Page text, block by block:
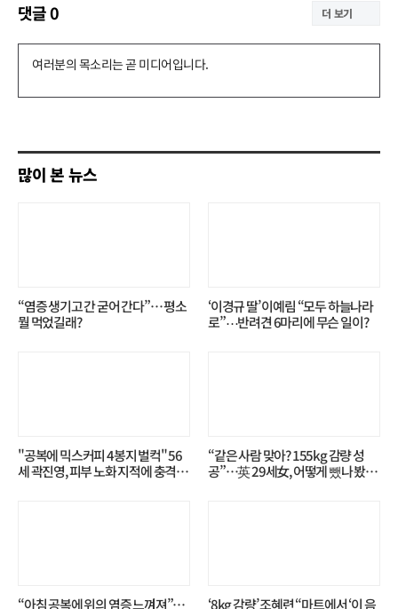
댓글0 더 보기
댓
기
많이 본 뉴스
“염증 생기고 간 굳어 간다”… 평소
뭘 먹었길래?
‘이경규 딸’ 이예림 “모두 하늘나라
로”⋯반려견 6마리에 무슨 일이?
"공복에 믹스커피 4봉지 벌컥" 56
세 곽진영, 피부 노화 지적에 충격…
“같은 사람 맞아? 155kg 감량 성
공”…英 29세女, 어떻게 뺐나 봤더
“아침 공복에 위의 염증 느껴져”…
‘8kg 감량’ 조혜련 “마트에서 ‘이 음